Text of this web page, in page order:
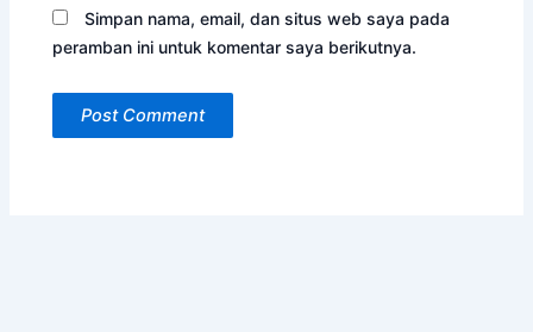
Simpan nama, email, dan situs web saya pada
peramban ini untuk komentar saya berikutnya.